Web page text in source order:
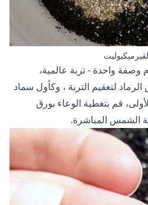
وصفة واحدة - تربة عالمية،
الرماد لتعقيم التربة ، وكأول سماد
قم بتغطية الوعاء بورق
الشمس المباشرة.